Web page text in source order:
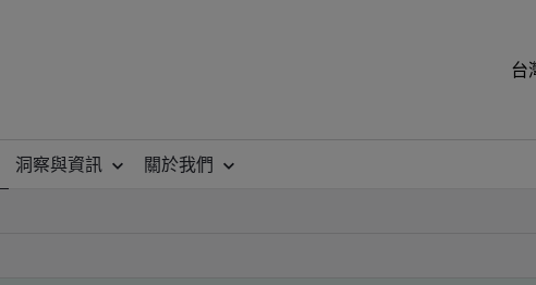
台
洞察與資訊
關於我們